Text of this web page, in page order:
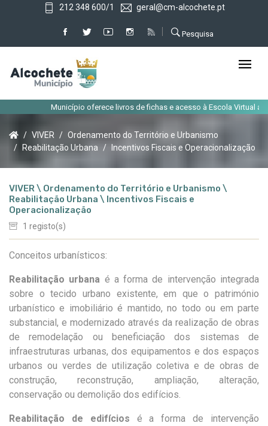
212 348 600/1 geral@cm-alcochete.pt
Pesquisa
Município oferece livros de fichas e acesso à Escola Virtual aos
VIVER
Ordenamento do Território e Urbanismo
Reabilitação Urbana
Incentivos Fiscais e Operacionalização
VIVER \ Ordenamento do Território e Urbanismo \
Reabilitação Urbana \ Incentivos Fiscais e
Operacionalização
1 registo(s)
Conceitos urbanísticos:
Reabilitação urbana é a forma de intervenção integrada
sobre o tecido urbano existente, em que o património
urbanístico e imobiliário é mantido, no todo ou em parte
substancial, e modernizado através da realização de obras
de remodelação ou beneficiação dos sistemas de
infraestruturas urbanas, dos equipamentos e dos espaços
urbanos ou verdes de utilização coletiva e de obras de
construção, reconstrução, ampliação, alteração,
conservação ou demolição dos edifícios.
Reabilitação de edifícios
é a forma de intervenção